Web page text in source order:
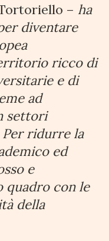
– ha
diventare
ricco di
e di
ad
settori
ridurre la
ed
e
con le
della